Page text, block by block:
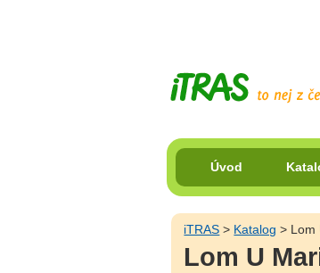
Úvod
iTRAS > Katalog > Lom
Lom U